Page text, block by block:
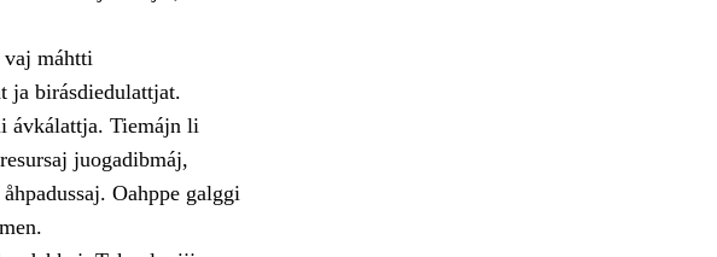
vaj máhtti
ja birásdiedulattjat.
ávkálattja. Tiemájn li
juogadibmáj,
Oahppe galggi